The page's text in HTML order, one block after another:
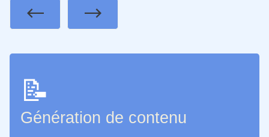
📝
Génération de contenu
PreviousNext